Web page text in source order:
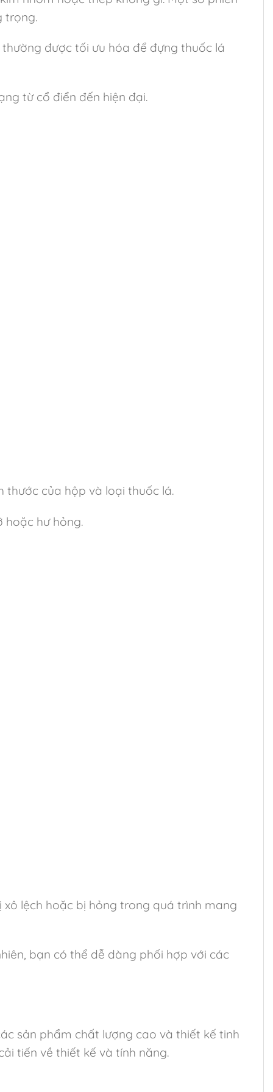
trọng.
được tối ưu hóa để đựng thuốc lá
từ cổ điển đến hiện đại.
thước của hộp và loại thuốc lá.
hoặc hư hỏng.
lệch hoặc bị hỏng trong quá trình mang
bạn có thể dễ dàng phối hợp với các
sản phẩm chất lượng cao và thiết kế tinh
tiến về thiết kế và tính năng.